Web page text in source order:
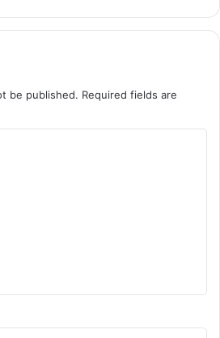
be published. Required fields are